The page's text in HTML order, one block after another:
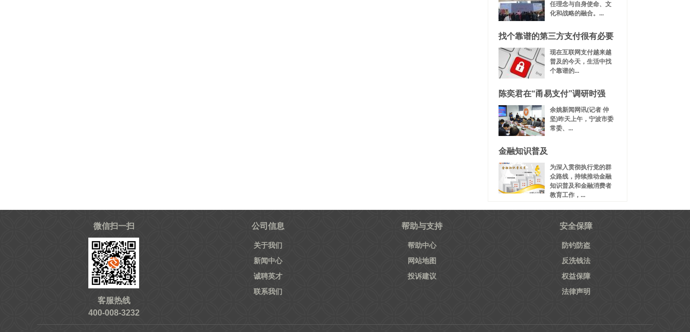
任理念与自身使命、文
化和战略的融合。...
找个靠谱的第三方支付很有必要
现在互联网支付越来越
普及的今天，生活中找
个靠谱的...
陈奕君在“甬易支付”调研时强
余姚新闻网讯(记者 仲
坚)昨天上午，宁波市委
常委、...
金融知识普及
为深入贯彻执行党的群
众路线，持续推动金融
知识普及和金融消费者
教育工作，...
微信扫一扫
客服热线
400-008-3232
公司信息
关于我们
新闻中心
诚聘英才
联系我们
帮助与支持
帮助中心
网站地图
投诉建议
安全保障
防钓防盗
反洗钱法
权益保障
法律声明